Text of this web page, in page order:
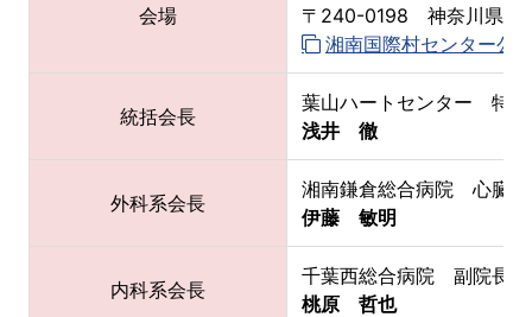
会場
〒240-0198 神奈川県三
湘南国際村センター公
統括会長
葉山ハートセンター 特
浅井 徹
外科系会長
湘南鎌倉総合病院 心臓
伊藤 敏明
内科系会長
千葉西総合病院 副院長
桃原 哲也